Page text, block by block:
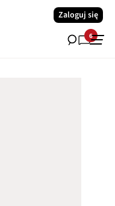
Zaloguj się
6